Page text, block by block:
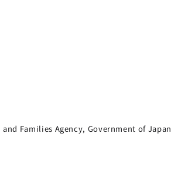
Families Agency, Government of Japan